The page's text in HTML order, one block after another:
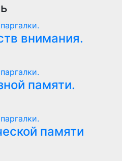
внимания.
памяти.
памяти